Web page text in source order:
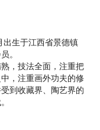
出生于江西省景德镇
。
，技法全面，注重把
，注重画外功夫的修
到收藏界、陶艺界的